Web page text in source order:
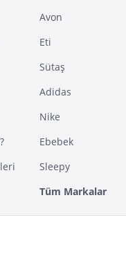
Avon
Eti
Sütaş
Adidas
Nike
Ebebek
Sleepy
Tüm Markalar